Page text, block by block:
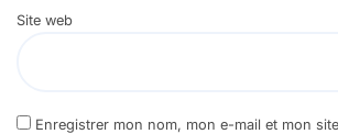
Site web
Enregistrer mon nom, mon e-mail et mon